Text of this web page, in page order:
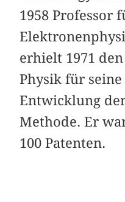
1958 Professor
erhielt 1971
Physik für
Entwicklung
Methode. Er
100 Patenten.